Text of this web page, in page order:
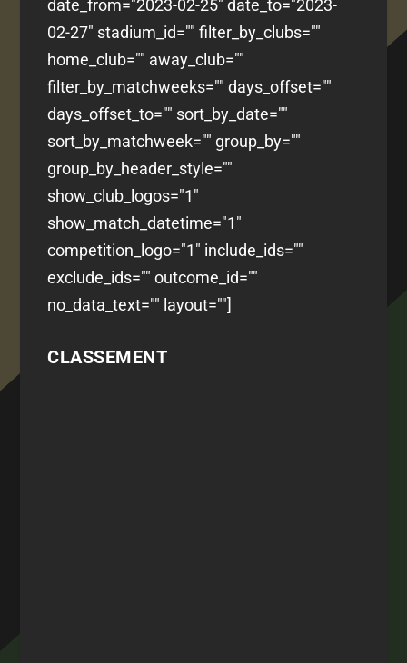
date_from="2023-02-25" date_to="2023-
02-27" stadium_id="" filter_by_clubs=""
home_club="" away_club=""
filter_by_matchweeks="" days_offset=""
days_offset_to="" sort_by_date=""
sort_by_matchweek="" group_by=""
group_by_header_style=""
show_club_logos="1"
show_match_datetime="1"
competition_logo="1" include_ids=""
exclude_ids="" outcome_id=""
no_data_text="" layout=""]
CLASSEMENT